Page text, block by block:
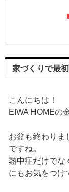
家づくりで最
こんにちは！
EIWA HOMEの
お盆も終わりま
ですね。
熱中症だけでな
にもお気をつけ